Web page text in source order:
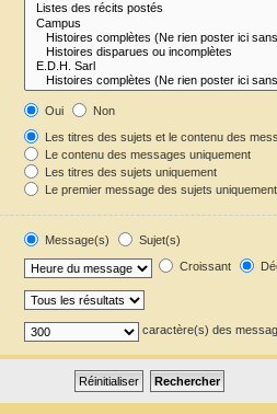
Oui
Non
Les titres des sujets et le contenu des
Le contenu des messages uniquement
Les titres des sujets uniquement
Le premier message des sujets uniquement
Message(s)
Sujet(s)
Croissant
caractère(s) des